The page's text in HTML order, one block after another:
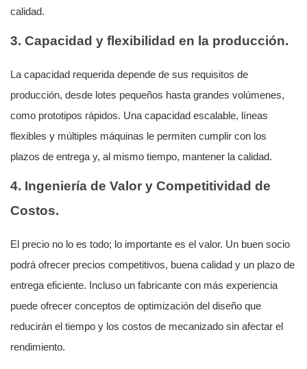
calidad.
3. Capacidad y flexibilidad en la producción.
La capacidad requerida depende de sus requisitos de
producción, desde lotes pequeños hasta grandes volúmenes,
como prototipos rápidos. Una capacidad escalable, líneas
flexibles y múltiples máquinas le permiten cumplir con los
plazos de entrega y, al mismo tiempo, mantener la calidad.
4. Ingeniería de Valor y Competitividad de
Costos.
El precio no lo es todo; lo importante es el valor. Un buen socio
podrá ofrecer precios competitivos, buena calidad y un plazo de
entrega eficiente. Incluso un fabricante con más experiencia
puede ofrecer conceptos de optimización del diseño que
reducirán el tiempo y los costos de mecanizado sin afectar el
rendimiento.